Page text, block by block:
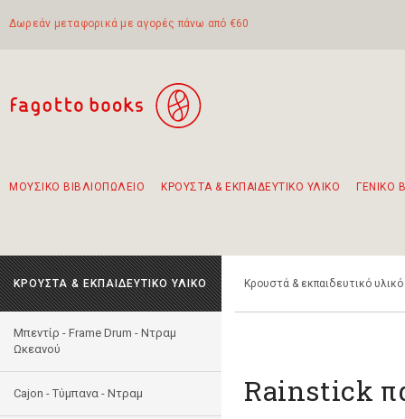
Δωρεάν μεταφορικά με αγορές πάνω από €60
ΜΟΥΣΙΚΟ ΒΙΒΛΙΟΠΩΛΕΙΟ ΚΡΟΥΣΤΑ & ΕΚΠΑΙΔΕΥΤΙΚΟ ΥΛΙΚΟ ΓΕΝΙΚΟ
ΚΡΟΥΣΤΑ & ΕΚΠΑΙΔΕΥΤΙΚΟ ΥΛΙΚΟ
Μπεντίρ - Frame Drum - Ντραμ
Ωκεανού
Cajon - Τύμπανα - Ντραμ
Κρουστά & εκπαιδευτικό υλικό
Rainstick